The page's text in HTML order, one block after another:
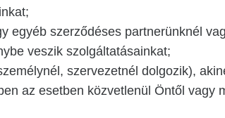
egyéb szerződéses partnerünknél
veszik szolgáltatásainkat;
szervezetnél dolgozik),
az esetben közvetlenül Öntől vagy